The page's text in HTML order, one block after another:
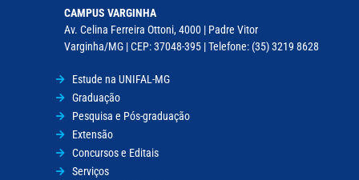
CAMPUS VARGINHA
Av. Celina Ferreira Ottoni, 4000 | Padre Vitor
Varginha/MG | CEP: 37048-395 | Telefone: (35) 3219 8628
Estude na UNIFAL-MG
Graduação
Pesquisa e Pós-graduação
Extensão
Concursos e Editais
Serviços